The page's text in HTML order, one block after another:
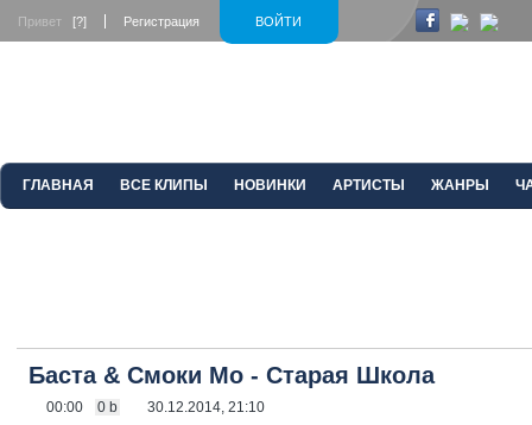
ВОЙТИ
Привет [?] Регистрация
ГЛАВНАЯ ВСЕ КЛИПЫ НОВИНКИ АРТИСТЫ ЖАНРЫ
Баста & Смоки Мо - Старая Школа
00:00 0 b 30.12.2014, 21:10